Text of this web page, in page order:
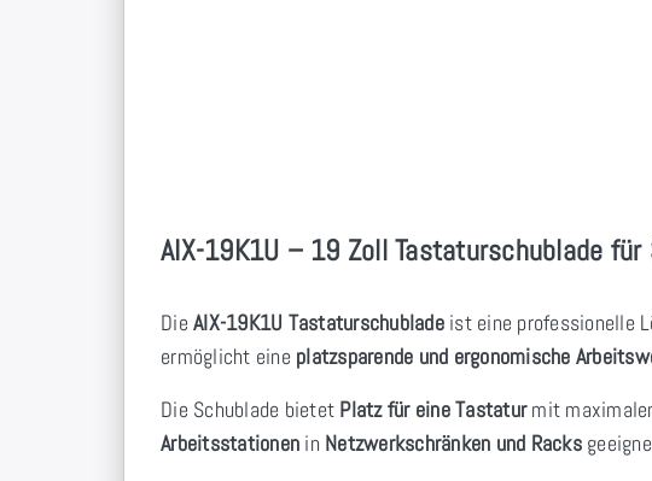
AIX-19K1U – 19 Zoll Tastaturschublade
Die AIX-19K1U Tastaturschubladeist eine professionelle
ermöglicht eine platzsparende und ergonomische
Die Schublade bietet Platz für eine Tastaturmit
Arbeitsstationen in Netzwerkschränken und Racks